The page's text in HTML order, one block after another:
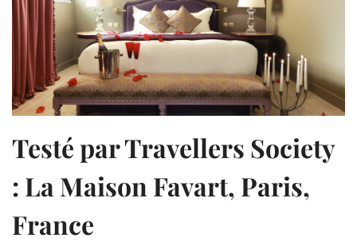
Testé par Travellers Society
: La Maison Favart, Paris,
France